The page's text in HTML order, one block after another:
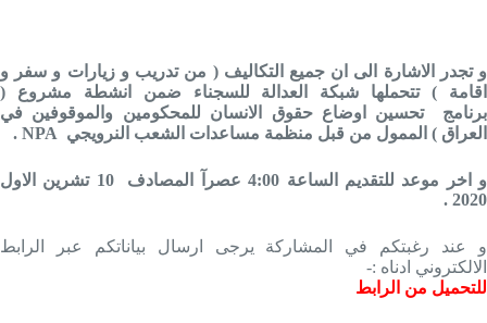
و تجدر الاشارة الى ان جميع التكاليف ( من تدريب و زيارات و سفر و
اقامة ) تتحملها شبكة العدالة للسجناء ضمن انشطة مشروع (
برنامج تحسين اوضاع حقوق الانسان للمحكومين والموقوفين في
العراق ) الممول من قبل منظمة مساعدات الشعب النرويجي NPA
.
و اخر موعد للتقديم الساعة 4:00 عصرآ المصادف 10 تشرين الاول
2020 .
و عند رغبتكم في المشاركة يرجى ارسال بياناتكم عبر الرابط
الالكتروني ادناه :-
للتحميل من الرابط